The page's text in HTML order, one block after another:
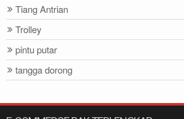
Tiang Antrian
Trolley
pintu putar
tangga dorong